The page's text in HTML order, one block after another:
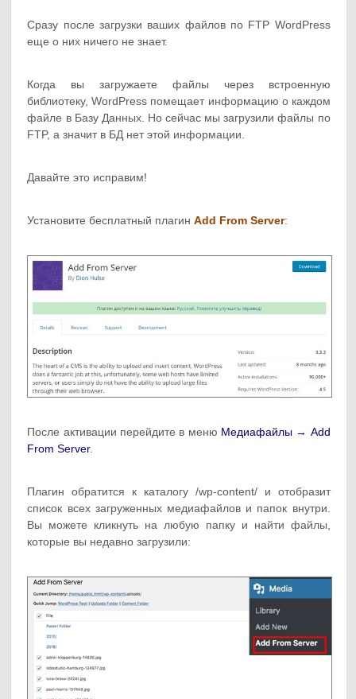
Сразу после загрузки ваших файлов по FTP WordPress
еще о них ничего не знает.
Когда вы загружаете файлы через встроенную
библиотеку, WordPress помещает информацию о каждом
файле в Базу Данных. Но сейчас мы загрузили файлы по
FTP, а значит в БД нет этой информации.
Давайте это исправим!
Установите бесплатный плагинAdd From Server:
После активации перейдите в меню Медиафайлы → Add
From Server.
Плагин обратится к каталогу /wp-content/ и отобразит
список всех загруженных медиафайлов и папок внутри.
Вы можете кликнуть на любую папку и найти файлы,
которые вы недавно загрузили: